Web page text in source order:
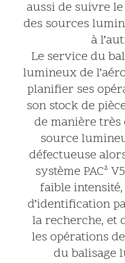
aussi de suivre
des sources
à
Le service du
lumineux de
planifier ses
son stock de
de manière très
source
défectueuse
système PAC²
faible
d’identification
la recherche, et
les opérations
du balisage